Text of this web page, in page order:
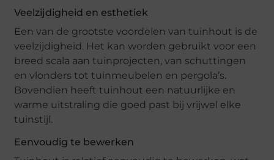
Veelzijdigheid en esthetiek
Een van de grootste voordelen van tuinhout is de
veelzijdigheid. Het kan worden gebruikt voor een
breed scala aan tuinprojecten, van schuttingen
en vlonders tot tuinmeubelen en pergola’s.
Bovendien heeft tuinhout een natuurlijke en
warme uitstraling die goed past bij vrijwel elke
tuinstijl.
Eenvoudig te bewerken